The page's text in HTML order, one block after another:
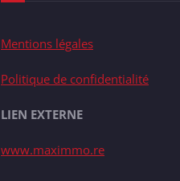
Mentions légales
Politique de confidentialité
LIEN EXTERNE
www.maximmo.re